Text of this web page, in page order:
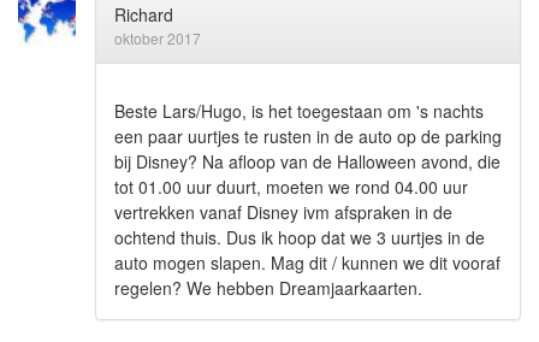
Richard
oktober 2017
Beste Lars/Hugo, is het toegestaan om 's nachts
een paar uurtjes te rusten in de auto op de parking
bij Disney? Na afloop van de Halloween avond, die
tot 01.00 uur duurt, moeten we rond 04.00 uur
vertrekken vanaf Disney ivm afspraken in de
ochtend thuis. Dus ik hoop dat we 3 uurtjes in de
auto mogen slapen. Mag dit / kunnen we dit vooraf
regelen? We hebben Dreamjaarkaarten.